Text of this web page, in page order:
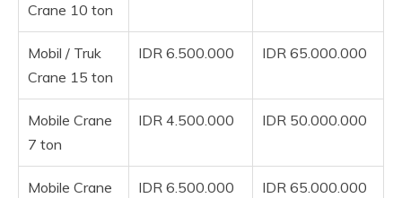
Crane 10 ton
Mobil / Truk
Crane 15 ton
IDR 6.500.000 IDR 65.000.000
Mobile Crane
7 ton
IDR 4.500.000 IDR 50.000.000
Mobile Crane
IDR 6.500.000 IDR 65.000.000